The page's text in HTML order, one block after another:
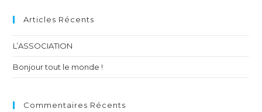
Articles Récents
L’ASSOCIATION
Bonjour tout le monde !
Commentaires Récents